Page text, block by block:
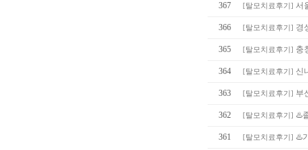
367 [탈모치료후기 ] 서
366 [탈모치료후기 ] 경
365 [탈모치료후기 ] 충
364 [탈모치료후기 ] 신
363 [탈모치료후기 ] 부
362 [탈모치료후기 ] ♨️
361 [탈모치료후기 ] ♨️